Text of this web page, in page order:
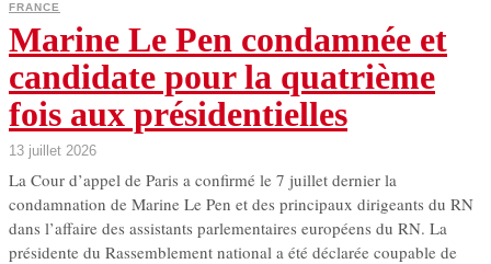
FRANCE
Marine Le Pen condamnée et
candidate pour la quatrième
fois aux présidentielles
13 juillet 2026
La Cour d’appel de Paris a confirmé le 7 juillet dernier la
condamnation de Marine Le Pen et des principaux dirigeants du RN
dans l’affaire des assistants parlementaires européens du RN. La
présidente du Rassemblement national a été déclarée coupable de